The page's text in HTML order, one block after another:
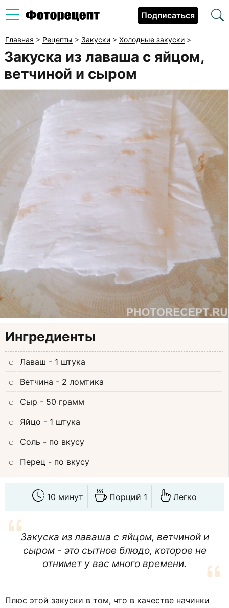
Подписаться
Главная > Рецепты > Закуски > Холодные закуски >
Закуска из лаваша с яйцом,
ветчиной и сыром
Ингредиенты
Лаваш - 1 штука
Ветчина - 2 ломтика
Сыр - 50 грамм
Яйцо - 1 штука
Соль - по вкусу
Перец - по вкусу
10 минут Порций 1 Легко
Закуска из лаваша с яйцом, ветчиной и
сыром - это сытное блюдо, которое не
отнимет у вас много времени.
Плюс этой закуски в том, что в качестве начинки